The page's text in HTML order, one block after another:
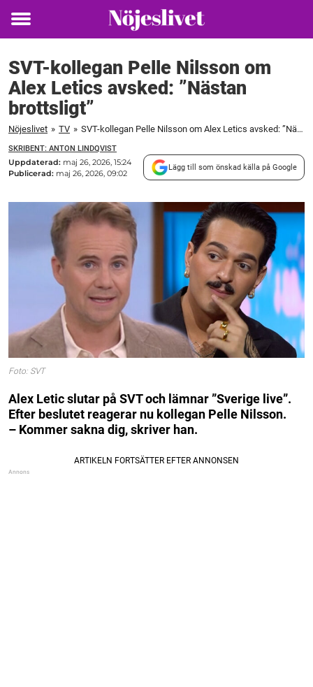
Toggle
SVT-kollegan Pelle Nilsson om
Alex Letics avsked: ”Nästan
brottsligt”
Nöjeslivet » TV » SVT-kollegan Pelle Nilsson om Alex Letics avsked: ”Nästan brottsligt”
SKRIBENT: ANTON LINDQVIST
Uppdaterad: maj 26, 2026, 15:24
Publicerad: maj 26, 2026, 09:02
Lägg till som önskad källa på Google
Foto: SVT
Alex Letic slutar på SVT och lämnar ”Sverige live”.
Efter beslutet reagerar nu kollegan Pelle Nilsson.
– Kommer sakna dig, skriver han.